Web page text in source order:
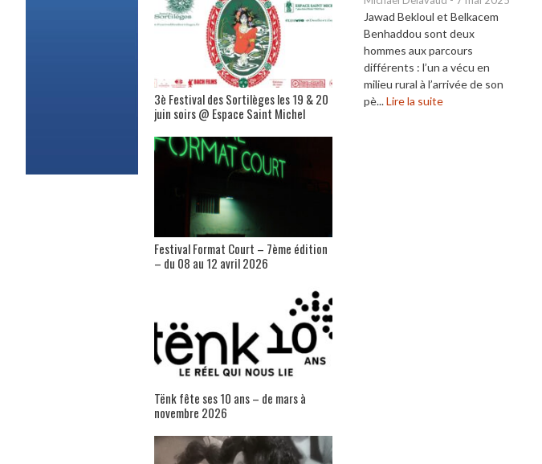
Jawad Bekloul et Belkacem
Benhaddou sont deux
hommes aux parcours
différents : l’un a vécu en
milieu rural à l’arrivée de son
pè...Lire la suite
3è Festival des Sortilèges les 19 & 20
juin soirs @ Espace Saint Michel
Festival Format Court – 7ème édition
– du 08 au 12 avril 2026
Tënk fête ses 10 ans – de mars à
novembre 2026